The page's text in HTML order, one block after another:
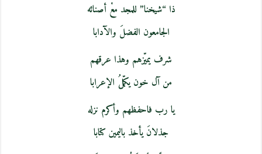
ذا “شيخنا” للمجد معْ أصنائه
الجامعون الفضلَ والآدابا
شرف يميّزهم وهذا عرقهم
من آل خون يكمّلُ الإعرابا
يا رب فاحفظهم وأكرم نزله
جذلانَ يأخذ باليمين كتابا